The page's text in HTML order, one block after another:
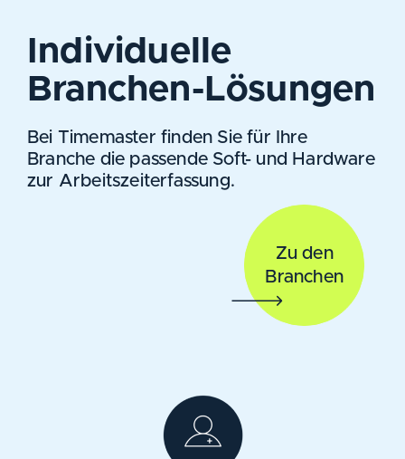
Individuelle
Branchen-Lösungen
Bei Timemaster finden Sie für Ihre
Branche die passende Soft- und Hardware
zur Arbeitszeiterfassung.
Zu den
Branchen